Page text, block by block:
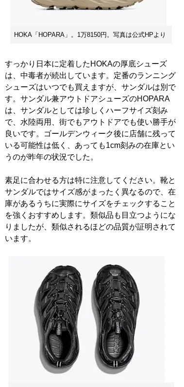
HOKA「HOPARA」。1万8150円。写真は公式HPより
すっかり日本に定着したHOKAの厚底シューズ
は、中毒者が続出しています。定番のランニング
シューズはいつでも買えますが、サンダルは別で
す。サンダル兼アウトドアシューズのHOPARA
は、サンダルとしては珍しくハーフサイズ刻み
で、水陸両用、街でもアウトドアでも使い勝手が
良いです。ゴールデンウィーク後に店舗に残って
いる可能性は低く、あっても1cm刻みの在庫とい
うのが昨年の状況でした。
素足に合わせる方は特に注意してください。靴と
サンダルではサイズ感がまったく異なるので、在
庫があるうちに実際にサイズをチェックすること
を強くおすすめします。類似品も目立つようにな
りましたが、類似されるほどの品質が証明されて
います。